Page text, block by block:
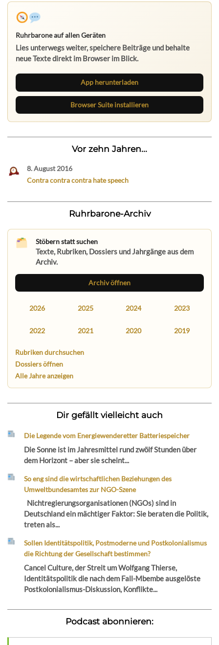
Ruhrbarone auf allen Geräten
Lies unterwegs weiter, speichere Beiträge und behalte
neue Texte direkt im Browser im Blick.
App herunterladen
Browser Suite installieren
Vor zehn Jahren...
8. August 2016
Contra contra contra hate speech
Ruhrbarone-Archiv
Stöbern statt suchen
Texte, Rubriken, Dossiers und Jahrgänge aus dem
Archiv.
Archiv öffnen
2026 2025 2024 2023
2022 2021 2020 2019
Rubriken durchsuchen
Dossiers öffnen
Alle Jahre anzeigen
Dir gefällt vielleicht auch
Die Legende vom Energiewenderetter Batteriespeicher
Die Sonne ist im Jahresmittel rund zwölf Stunden über
dem Horizont – aber sie scheint...
So eng sind die wirtschaftlichen Beziehungen des
Umweltbundesamtes zur NGO-Szene
Nichtregierungsorganisationen (NGOs) sind in
Deutschland ein mächtiger Faktor: Sie beraten die Politik,
treten als...
Sollen Identitätspolitik, Postmoderne und Postkolonialismus
die Richtung der Gesellschaft bestimmen?
Cancel Culture, der Streit um Wolfgang Thierse,
Identitätspolitik die nach dem Fall-Mbembe ausgelöste
Postkolonialismus-Diskussion, Konflikte...
Podcast abonnieren: